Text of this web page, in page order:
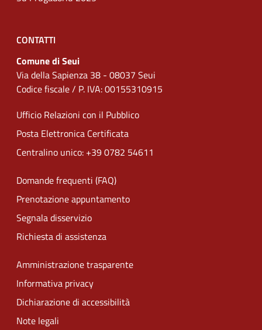
CONTATTI
Comune di Seui
Via della Sapienza 38 - 08037 Seui
Codice fiscale / P. IVA: 00155310915
Ufficio Relazioni con il Pubblico
Posta Elettronica Certificata
Centralino unico: +39 0782 54611
Domande frequenti (FAQ)
Prenotazione appuntamento
Segnala disservizio
Richiesta di assistenza
Amministrazione trasparente
Informativa privacy
Dichiarazione di accessibilità
Note legali